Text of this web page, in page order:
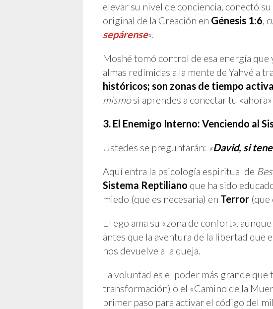
elevar su nivel de conciencia, conectó
original de la Creación en Génesis 1:6,
sepárense«.
Moshé tomó control de esa energía
almas redimidas a la mente de Yahvé a
históricos; son zonas de tiempo
mismosi aprendes a conectar tu
3. El Enemigo Interno: Venciendo al
Ustedes se preguntarán: «David, si
Aquí entra la psicología espiritual de
Sistema Reptiliano que ha sido
miedo (que es necesaria) en Terror (que
El ego ama su «zona de confort»,
antes que la aventura de la libertad
nos devuelve a la queja.
La voluntad es el poder más grande
transformación) o el «Camino de la
primer paso para activar el código del